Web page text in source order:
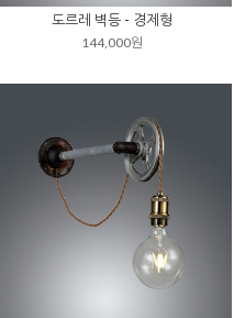
도르레 벽등 - 경제형
144,000원